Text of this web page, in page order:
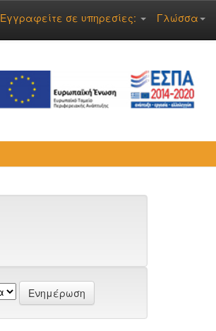
Γλώσσα
Εγγραφείτε σε υπηρεσίες: